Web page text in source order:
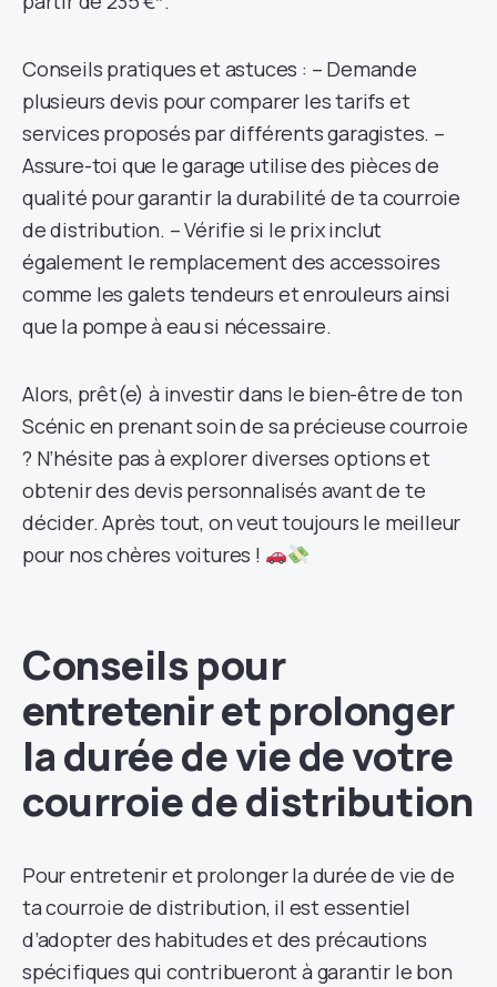
Conseils pratiques et astuces : – Demande
plusieurs devis pour comparer les tarifs et
services proposés par différents garagistes. –
Assure-toi que le garage utilise des pièces de
qualité pour garantir la durabilité de ta courroie
de distribution. – Vérifie si le prix inclut
également le remplacement des accessoires
comme les galets tendeurs et enrouleurs ainsi
que la pompe à eau si nécessaire.
Alors, prêt(e) à investir dans le bien-être de ton
Scénic en prenant soin de sa précieuse courroie
? N’hésite pas à explorer diverses options et
obtenir des devis personnalisés avant de te
décider. Après tout, on veut toujours le meilleur
pour nos chères voitures !
Conseils pour
entretenir et prolonger
la durée de vie de votre
courroie de distribution
Pour entretenir et prolonger la durée de vie de
ta courroie de distribution, il est essentiel
d’adopter des habitudes et des précautions
spécifiques qui contribueront à garantir le bon